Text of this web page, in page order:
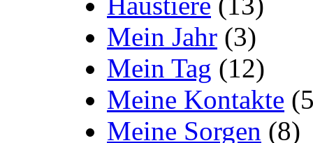
Mein Jahr (3)
Mein Tag (12)
Meine Kontakte
Meine Sorgen (8)